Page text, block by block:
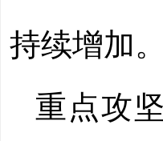
持续增加。
重点攻